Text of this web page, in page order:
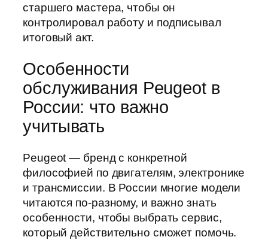
старшего мастера, чтобы он
контролировал работу и подписывал
итоговый акт.
Особенности
обслуживания Peugeot в
России: что важно
учитывать
Peugeot — бренд с конкретной
философией по двигателям, электронике
и трансмиссии. В России многие модели
читаются по-разному, и важно знать
особенности, чтобы выбрать сервис,
который действительно сможет помочь.